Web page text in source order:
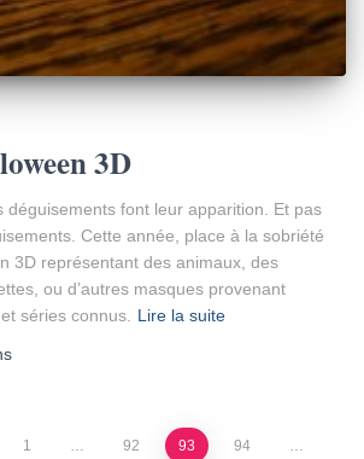
3D
déguisements font leur apparition. Et pas
Cette année, place à la sobriété
3D représentant des animaux, des
ou d’autres masques provenant
séries connus.
Lire la suite
1 … 92 93 94 …